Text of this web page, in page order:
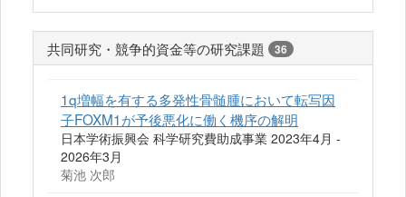
共同研究・競争的資金等の研究課題 36
1q増幅を有する多発性骨髄腫において転写因
子FOXM1が予後悪化に働く機序の解明
日本学術振興会 科学研究費助成事業 2023年4月 -
2026年3月
菊池 次郎